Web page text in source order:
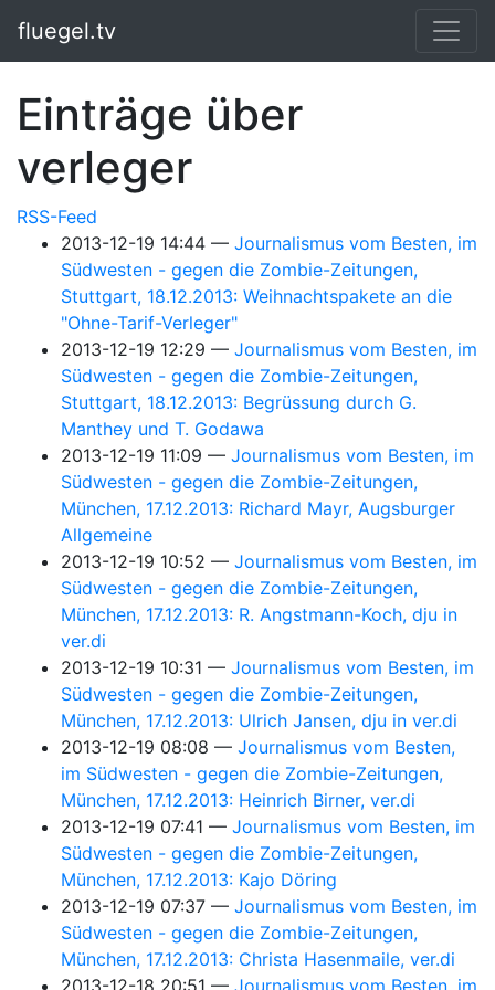
fluegel.tv
Einträge über
verleger
RSS-Feed
2013-12-19 14:44
Journalismus vom Besten, im
Südwesten - gegen die Zombie-Zeitungen,
Stuttgart, 18.12.2013: Weihnachtspakete an die
"Ohne-Tarif-Verleger"
2013-12-19 12:29
Journalismus vom Besten, im
Südwesten - gegen die Zombie-Zeitungen,
Stuttgart, 18.12.2013: Begrüssung durch G.
Manthey und T. Godawa
2013-12-19 11:09
Journalismus vom Besten, im
Südwesten - gegen die Zombie-Zeitungen,
München, 17.12.2013: Richard Mayr, Augsburger
Allgemeine
2013-12-19 10:52
Journalismus vom Besten, im
Südwesten - gegen die Zombie-Zeitungen,
München, 17.12.2013: R. Angstmann-Koch, dju in
ver.di
2013-12-19 10:31
Journalismus vom Besten, im
Südwesten - gegen die Zombie-Zeitungen,
München, 17.12.2013: Ulrich Jansen, dju in ver.di
2013-12-19 08:08
Journalismus vom Besten,
im Südwesten - gegen die Zombie-Zeitungen,
München, 17.12.2013: Heinrich Birner, ver.di
2013-12-19 07:41
Journalismus vom Besten, im
Südwesten - gegen die Zombie-Zeitungen,
München, 17.12.2013: Kajo Döring
2013-12-19 07:37
Journalismus vom Besten, im
Südwesten - gegen die Zombie-Zeitungen,
München, 17.12.2013: Christa Hasenmaile, ver.di
2013-12-18 20:51
Journalismus vom Besten, im